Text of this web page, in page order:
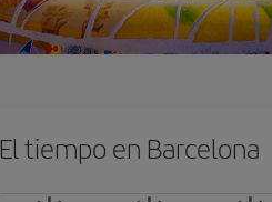
El tiempo en Barcelona